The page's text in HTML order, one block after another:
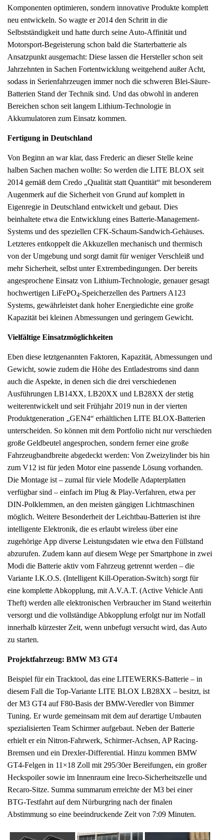
Komponenten optimieren, sondern innovative Produkte komplett
neu entwickeln. So wagte er 2014 den Schritt in die
Selbstständigkeit und hatte durch seine Auto-Affinität und
Motorsport-Begeisterung schon bald die Starterbatterie als
Ansatzpunkt ausgemacht: Diese lassen die Hersteller schon seit
Jahrzehnten in Sachen Fortentwicklung weitgehend außer Acht,
sodass in Serienfahrzeugen immer noch die schweren Blei-Säure-
Batterien Stand der Technik sind. Und das obwohl in anderen
Bereichen schon seit langem Lithium-Technologie in
Akkumulatoren zum Einsatz kommen.
Fertigung in Deutschland
Von Beginn an war klar, dass Frederic an dieser Stelle keine
halben Sachen machen wollte: So werden die LITE BLOX seit
2014 gemäß dem Credo „Qualität statt Quantität“ mit besonderem
Augenmerk auf die Sicherheit von Grund auf komplett in
Eigenregie in Deutschland entwickelt und gebaut. Dies
beinhaltete etwa die Entwicklung eines Batterie-Management-
Systems und des speziellen CFK-Schaum-Sandwich-Gehäuses.
Letzteres entkoppelt die Akkuzellen mechanisch und thermisch
von der Umgebung und sorgt damit für weniger Verschleiß und
mehr Sicherheit, selbst unter Extrembedingungen. Der bereits
angesprochene Einsatz von Lithium-Technologie, genauer gesagt
hochwertigen LiFePO4-Speicherzellen des Partners A123
Systems, gewährleistet dank hoher Energiedichte eine große
Kapazität bei kleinen Abmessungen und geringem Gewicht.
Vielfältige Einsatzmöglichkeiten
Eben diese letztgenannten Faktoren, Kapazität, Abmessungen und
Gewicht, sowie zudem die Höhe des Entladestroms sind dann
auch die Aspekte, in denen sich die drei verschiedenen
Ausführungen LB14XX, LB20XX und LB28XX der stetig
weiterentwickelt und seit Frühjahr 2019 nun in der vierten
Produktgeneration „GEN4“ erhältlichen LITE BLOX-Batterien
unterscheiden. So können mit dem Portfolio nicht nur verschieden
große Geldbeutel angesprochen, sondern ferner eine große
Fahrzeugbandbreite abgedeckt werden: Von Zweizylinder bis hin
zum V12 ist für jeden Motor eine passende Lösung vorhanden.
Die Montage ist – zumal für viele Modelle Adapterplatten
verfügbar sind – einfach im Plug & Play-Verfahren, etwa per
DIN-Polklemmen, an den meisten gängigen Lichtmaschinen
möglich. Weitere Besonderheit der Leichtbau-Batterien ist ihre
intelligente Elektronik, die es erlaubt wireless über eine
zugehörige App diverse Leistungsdaten wie etwa den Füllstand
abzurufen. Zudem kann auf diesem Wege per Smartphone in zwei
Modi die Batterie aktiv vom Fahrzeug getrennt werden – die
Variante I.K.O.S. (Intelligent Kill-Operation-Switch) sorgt für
eine komplette Abkopplung, mit A.V.A.T. (Active Vehicle Anti
Theft) werden alle elektronischen Verbraucher im Stand weiterhin
versorgt und die vollständige Abkopplung erfolgt nur im Notfall
innerhalb kürzester Zeit, wenn unbefugt versucht wird, das Auto
zu starten.
Projektfahrzeug: BMW M3 GT4
Beispiel für ein Tracktool, das eine LITEWERKS-Batterie – in
diesem Fall die Top-Variante LITE BLOX LB28XX – besitzt, ist
der M3 GT4 auf F80-Basis der BMW-Veredler von Bimmer
Tuning. Er wurde gemeinsam mit dem auf derartige Umbauten
spezialisierten Team Schirmer aufgebaut. Neben der Batterie
erhielt er ein Nitron-Fahrwerk, Schirmer-Achsen, AP Racing-
Bremsen und ein Drexler-Differential. Hinzu kommen BMW
GT4-Felgen in 11×18 Zoll mit 295/30er Bereifungen, ein großer
Heckspoiler sowie im Innenraum eine Ireco-Sicherheitszelle und
Recaro-Sitze. Summa summarum erreichte der M3 bei einer
BTG-Testfahrt auf dem Nürburgring nach der finalen
Abstimmung so eine beeindruckende Zeit von 7:09 Minuten.